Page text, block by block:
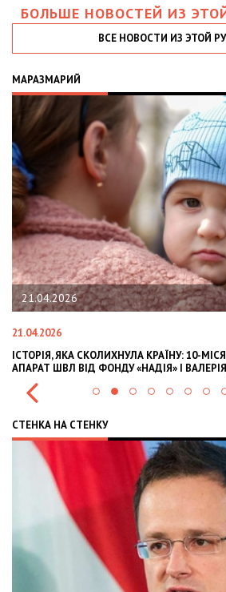
БОЛЬШЕ НОВОСТЕЙ ИЗ
ВСЕ НОВОСТИ ИЗ ЭТОЙ
МАРАЗМАРИЙ
21.04.2026
21.04.2026
ІСТОРІЯ, ЯКА СКОЛИХНУЛА КРАЇНУ: 10-
АПАРАТ ШВЛ ВІД ФОНДУ «НАДІЯ» І
СТЕНКА НА СТЕНКУ